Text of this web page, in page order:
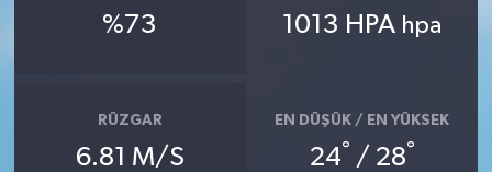
%73 1013 HPA hpa
RÜZGAR
6.81 M/S
EN DÜŞÜK / EN YÜKSEK
24° / 28°